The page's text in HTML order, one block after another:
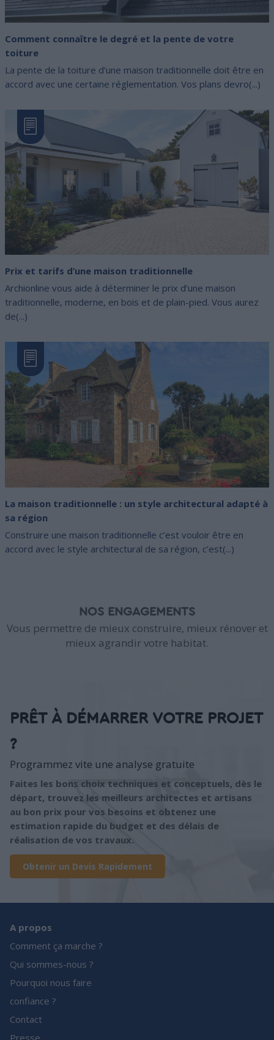
Comment connaître le degré et la pente de votre
toiture
La pente de la toiture d’une maison traditionnelle doit être en
accord avec une certaine réglementation. Vos plans devro(...)
Prix et tarifs d’une maison traditionnelle
Archionline vous aide à déterminer le prix d’une maison
traditionnelle, moderne, en bois et de plain-pied. Vous aurez
de(...)
La maison traditionnelle : un style architectural adapté à
sa région
Construire une maison traditionnelle c’est vouloir être en
accord avec le style architectural de sa région, c’est(...)
NOS ENGAGEMENTS
Vous permettre de mieux construire, mieux rénover et
mieux agrandir votre habitat.
PRÊT À DÉMARRER VOTRE PROJET
?
Programmez vite une analyse gratuite
Faites les bons choix techniques et conceptuels, dès le
départ, trouvez les meilleurs architectes et artisans
au bon prix pour vos besoins et obtenez une
estimation rapide du budget et des délais de
réalisation de vos travaux.
Obtenir un Devis Rapidement
A propos
Comment ça marche ?
Qui sommes-nous ?
Pourquoi nous faire
confiance ?
Contact
Presse